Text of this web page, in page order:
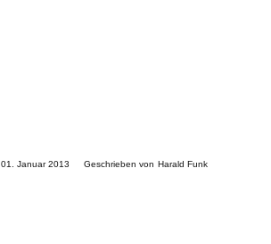
01. Januar 2013 Geschrieben von Harald Funk